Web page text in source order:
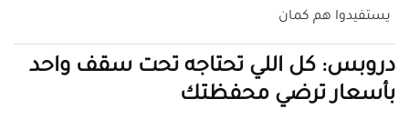
يستفيدوا هم كمان
دروبس: كل اللي تحتاجه تحت سقف واحد
بأسعار ترضي محفظتك